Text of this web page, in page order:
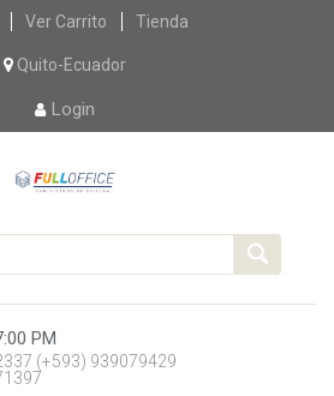
Skip
content
Ver Carrito Tienda
Quito-Ecuador
Login
PM
(+593) 939079429